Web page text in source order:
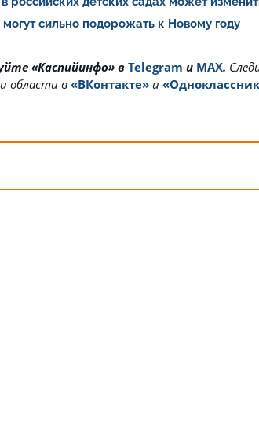
сильно подорожать к Новому году
«Каспийинфо» в Telegram и MAX.
области в«ВКонтакте» и